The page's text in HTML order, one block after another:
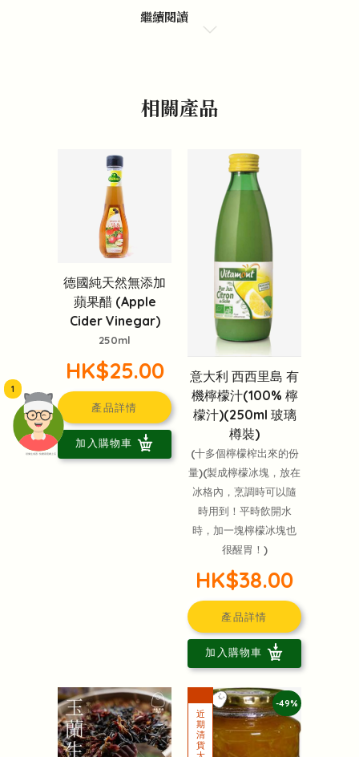
頭像生成器: 快樂家庭網上店
1
繼續閱讀
相關產品
德國純天然無添加
蘋果醋 (Apple
Cider Vinegar)
250ml
HK$25.00
產品詳情
加入購物車
意大利 西西里島 有
機檸檬汁(100% 檸
檬汁)(250ml 玻璃
樽裝)
(十多個檸檬榨出來的份
量)(製成檸檬冰塊，放在
冰格內，烹調時可以隨
時用到！平時飲開水
時，加一塊檸檬冰塊也
很醒胃！)
HK$38.00
產品詳情
加入購物車
-49%